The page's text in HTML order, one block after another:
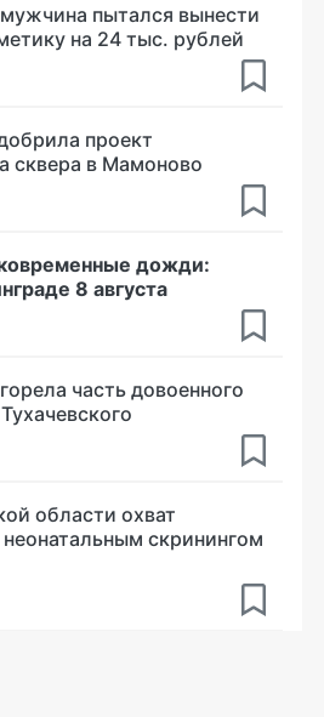
пытался вынести
на 24 тыс. рублей
проект
сквера в Мамоново
дожди:
8 августа
часть довоенного
области охват
скринингом